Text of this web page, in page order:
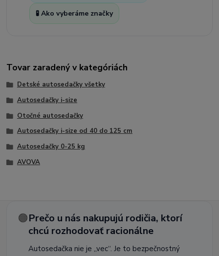
🧪 Ako vyberáme značky
Tovar zaradený v kategóriách
Detské autosedačky všetky
Autosedačky i-size
Otočné autosedačky
Autosedačky i-size od 40 do 125 cm
Autosedačky 0-25 kg
AVOVA
🟠Prečo u nás nakupujú rodičia, ktorí
chcú rozhodovať racionálne
Autosedačka nie je „vec“. Je to bezpečnostný